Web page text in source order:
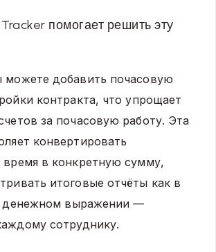
помогает решить эту
можете добавить почасовую
контракта, что упрощает
за почасовую работу. Эта
конвертировать
время в конкретную сумму,
итоговые отчёты как в
денежном выражении —
сотруднику.